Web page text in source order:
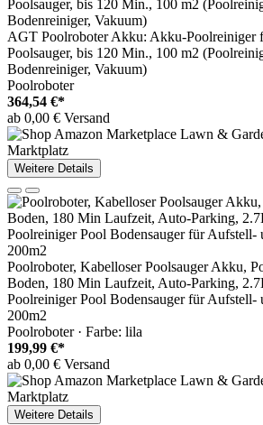
AGT Poolroboter Akku: Akku-Poolreiniger
Poolsauger, bis 120 Min., 100 m2
Bodenreiniger, Vakuum)
Poolroboter
364,54 €*
ab 0,00 € Versand
Marktplatz
Weitere Details
Poolroboter, Kabelloser Poolsauger Akku,
Boden, 180 Min Laufzeit, Auto-Parking,
Poolreiniger Pool Bodensauger für Aufstell-
200m2
Poolroboter · Farbe: lila
199,99 €*
ab 0,00 € Versand
Marktplatz
Weitere Details